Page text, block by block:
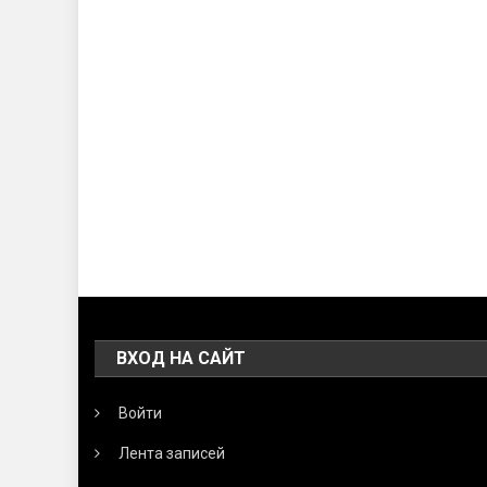
ВХОД НА САЙТ
Войти
Лента записей